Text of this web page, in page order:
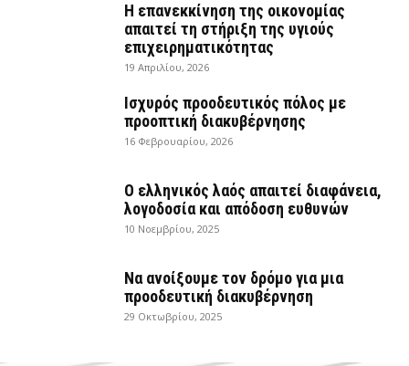
Η επανεκκίνηση της οικονομίας
απαιτεί τη στήριξη της υγιούς
επιχειρηματικότητας
19 Απριλίου, 2026
Ισχυρός προοδευτικός πόλος με
προοπτική διακυβέρνησης
16 Φεβρουαρίου, 2026
Ο ελληνικός λαός απαιτεί διαφάνεια,
λογοδοσία και απόδοση ευθυνών
10 Νοεμβρίου, 2025
Να ανοίξουμε τον δρόμο για μια
προοδευτική διακυβέρνηση
29 Οκτωβρίου, 2025